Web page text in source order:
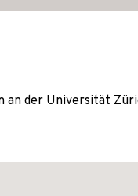
an der Universität